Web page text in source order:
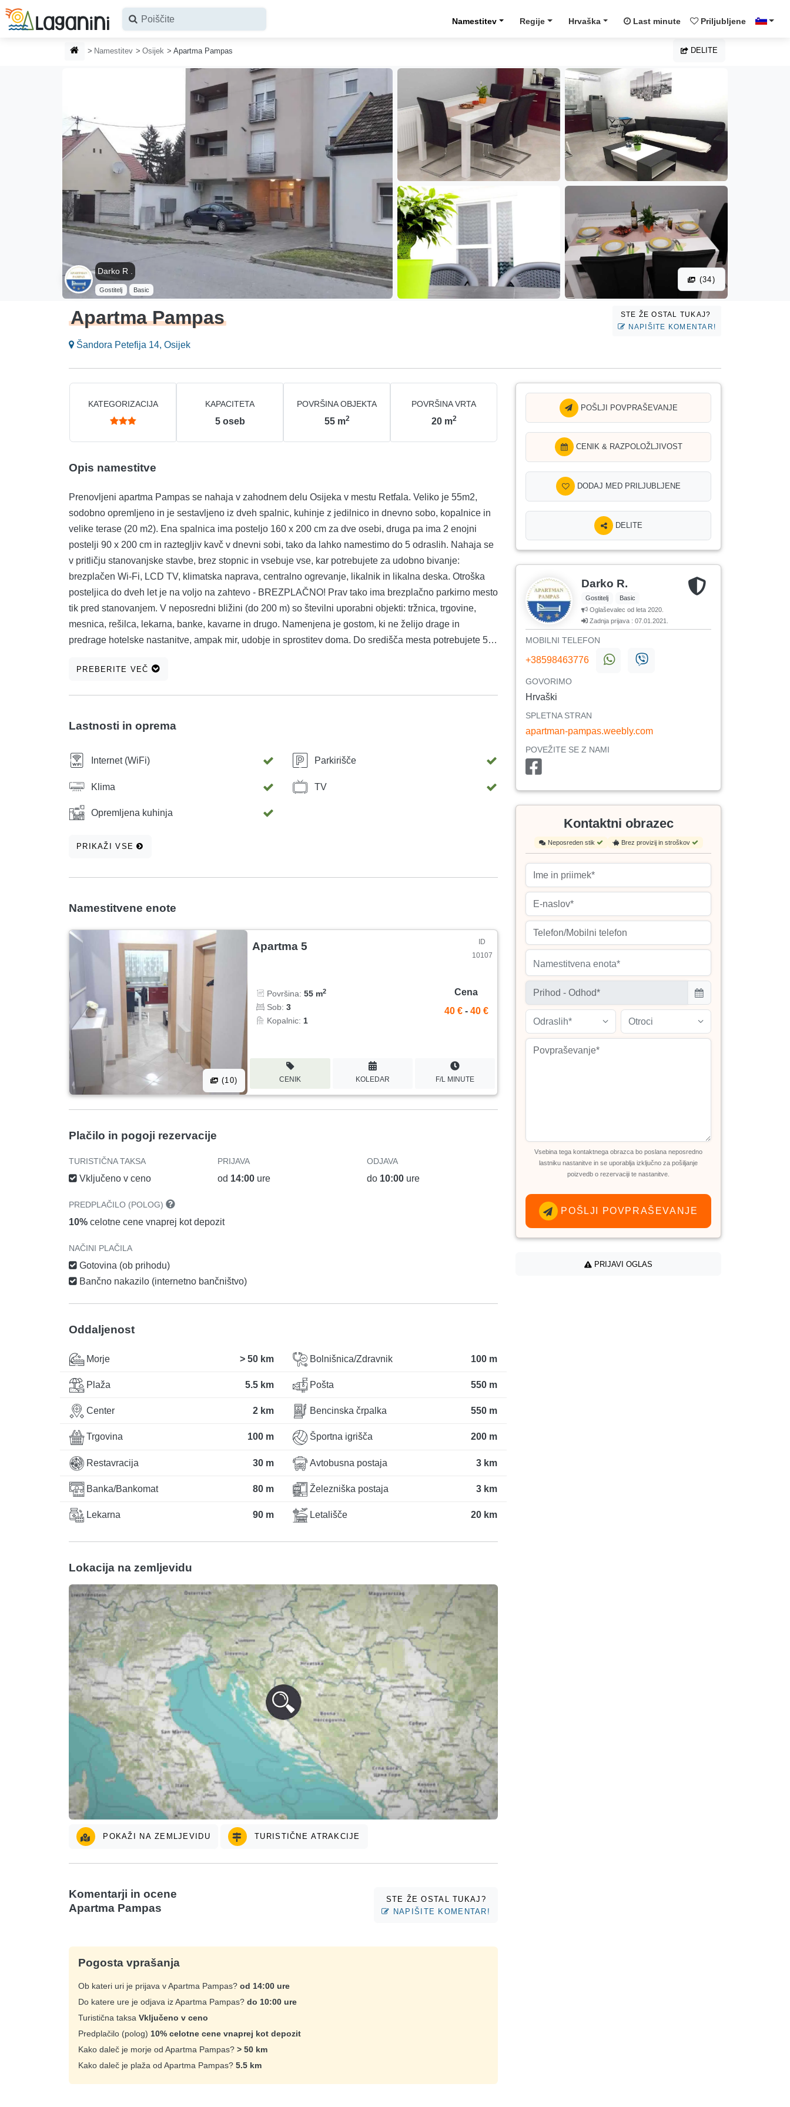
Preskoči na glavno vsebino
Namestitev Regije Hrvaška Last minute Priljubljene
DOMAČA STRAN
Namestitev Osijek Apartma Pampas DELITE
Darko R .
Gostitelj Basic
(34)
Apartma Pampas
Šandora Petefija 14, Osijek
STE ŽE OSTAL TUKAJ?
NAPIŠITE KOMENTAR!
KATEGORIZACIJA KAPACITETA
5 oseb
POVRŠINA OBJEKTA
55 m2
POVRŠINA VRTA
20 m2
Opis namestitve
Prenovljeni apartma Pampas se nahaja v zahodnem delu Osijeka v mestu Retfala. Veliko je 55m2,
sodobno opremljeno in je sestavljeno iz dveh spalnic, kuhinje z jedilnico in dnevno sobo, kopalnice in
velike terase (20 m2). Ena spalnica ima posteljo 160 x 200 cm za dve osebi, druga pa ima 2 enojni
postelji 90 x 200 cm in raztegljiv kavč v dnevni sobi, tako da lahko namestimo do 5 odraslih. Nahaja se
v pritličju stanovanjske stavbe, brez stopnic in vsebuje vse, kar potrebujete za udobno bivanje:
brezplačen Wi-Fi, LCD TV, klimatska naprava, centralno ogrevanje, likalnik in likalna deska. Otroška
posteljica do dveh let je na voljo na zahtevo - BREZPLAČNO! Prav tako ima brezplačno parkirno mesto
tik pred stanovanjem. V neposredni bližini (do 200 m) so številni uporabni objekti: tržnica, trgovine,
mesnica, rešilca, lekarna, banke, kavarne in drugo. Namenjena je gostom, ki ne želijo drage in
predrage hotelske nastanitve, ampak mir, udobje in sprostitev doma. Do središča mesta potrebujete 5
PREBERITE VEČ
Lastnosti in oprema
Internet (WiFi) Parkirišče
Klima TV
Opremljena kuhinja
PRIKAŽI VSE
Namestitvene enote
(10)
Apartma 5
ID
10107
Površina:55 m2
Sob:3
Kopalnic: 1
Cena
40 € - 40 €
CENIK KOLEDAR F/L MINUTE
Plačilo in pogoji rezervacije
TURISTIČNA TAKSA
Vključeno v ceno
PRIJAVA
od 14:00 ure
ODJAVA
do 10:00ure
PREDPLAČILO (POLOG)
10% celotne cene vnaprej kot depozit
NAČINI PLAČILA
Gotovina (ob prihodu)
Bančno nakazilo (internetno bančništvo)
Oddaljenost
Morje > 50 km
Plaža 5.5 km
Center 2 km
Trgovina 100 m
Restavracija 30 m
Banka/Bankomat 80 m
Lekarna 90 m
Bolnišnica/Zdravnik 100 m
Pošta 550 m
Bencinska črpalka 550 m
Športna igrišča 200 m
Avtobusna postaja 3 km
Železniška postaja 3 km
Letališče 20 km
Lokacija na zemljevidu
POKAŽI NA ZEMLJEVIDU TURISTIČNE ATRAKCIJE
Komentarji in ocene
Apartma Pampas
STE ŽE OSTAL TUKAJ?
NAPIŠITE KOMENTAR!
Pogosta vprašanja
Ob kateri uri je prijava v Apartma Pampas? od 14:00 ure
Do katere ure je odjava iz Apartma Pampas? do 10:00 ure
Turistična taksa Vključeno v ceno
Predplačilo (polog) 10% celotne cene vnaprej kot depozit
Kako daleč je morje od Apartma Pampas? > 50 km
Kako daleč je plaža od Apartma Pampas? 5.5 km
POŠLJI POVPRAŠEVANJE
CENIK & RAZPOLOŽLJIVOST
DODAJ MED PRILJUBLJENE
DELITE
Darko R.
Gostitelj
Basic
Oglaševalec od leta 2020.
Zadnja prijava : 07.01.2021.
MOBILNI TELEFON
+38598463776
GOVORIMO
Hrvaški
SPLETNA STRAN
apartman-pampas.weebly.com
POVEŽITE SE Z NAMI
Kontaktni obrazec
Neposreden stik Brez provizij in stroškov
Namestitvena enota*
Odraslih* Otroci
Vsebina tega kontaktnega obrazca bo poslana neposredno
lastniku nastanitve in se uporablja izključno za pošiljanje
poizvedb o rezervaciji te nastanitve.
POŠLJI POVPRAŠEVANJE
PRIJAVI OGLAS